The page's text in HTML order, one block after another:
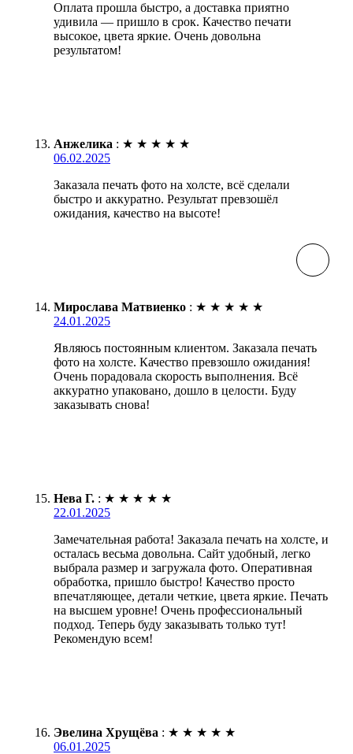
Оплата прошла быстро, а доставка приятно
удивила — пришло в срок. Качество печати
высокое, цвета яркие. Очень довольна
результатом!
Анжелика : ★ ★ ★ ★ ★
06.02.2025
Заказала печать фото на холсте, всё сделали
быстро и аккуратно. Результат превзошёл
ожидания, качество на высоте!
Мирослава Матвиенко : ★ ★ ★ ★ ★
24.01.2025
Являюсь постоянным клиентом. Заказала печать
фото на холсте. Качество превзошло ожидания!
Очень порадовала скорость выполнения. Всё
аккуратно упаковано, дошло в целости. Буду
заказывать снова!
Нева Г. : ★ ★ ★ ★ ★
22.01.2025
Замечательная работа! Заказала печать на холсте, и
осталась весьма довольна. Сайт удобный, легко
выбрала размер и загружала фото. Оперативная
обработка, пришло быстро! Качество просто
впечатляющее, детали четкие, цвета яркие. Печать
на высшем уровне! Очень профессиональный
подход. Теперь буду заказывать только тут!
Рекомендую всем!
Эвелина Хрущёва : ★ ★ ★ ★ ★
06.01.2025